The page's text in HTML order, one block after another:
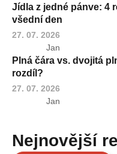
Jídla z jedné pánve: 4
všední den
27. 07. 2026
Jan
Plná čára vs. dvojitá
rozdíl?
27. 07. 2026
Jan
Nejnovější